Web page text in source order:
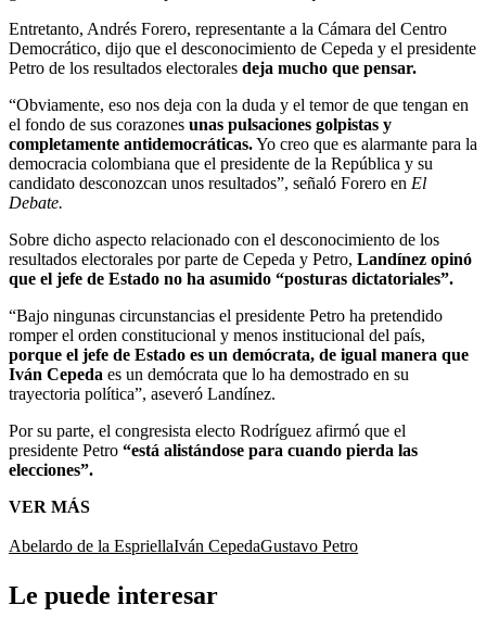
Entretanto, Andrés Forero, representante a la Cámara del Centro
Democrático, dijo que el desconocimiento de Cepeda y el presidente
Petro de los resultados electorales deja mucho que pensar.
“Obviamente, eso nos deja con la duda y el temor de que tengan en
el fondo de sus corazones unas pulsaciones golpistas y
completamente antidemocráticas.Yo creo que es alarmante para la
democracia colombiana que el presidente de la República y su
candidato desconozcan unos resultados”, señaló Forero en El
Debate.
Sobre dicho aspecto relacionado con el desconocimiento de los
resultados electorales por parte de Cepeda y Petro, Landínez opinó
que el jefe de Estado no ha asumido “posturas dictatoriales”.
“Bajo ningunas circunstancias el presidente Petro ha pretendido
romper el orden constitucional y menos institucional del país,
porque el jefe de Estado es un demócrata, de igual manera que
Iván Cepeda es un demócrata que lo ha demostrado en su
trayectoria política”, aseveró Landínez.
Por su parte, el congresista electo Rodríguez afirmó que el
presidente Petro “está alistándose para cuando pierda las
elecciones”.
VER MÁS
Abelardo de la EspriellaIván CepedaGustavo Petro
Le puede interesar